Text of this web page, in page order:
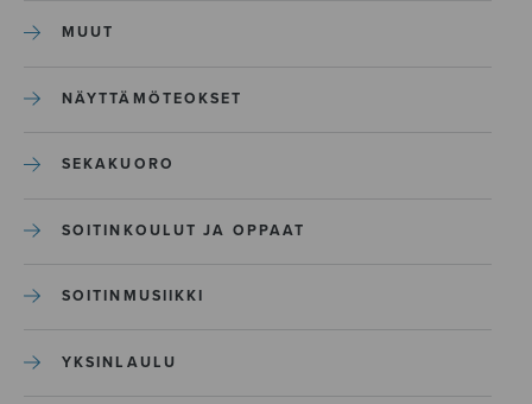
MUUT
NÄYTTÄMÖTEOKSET
SEKAKUORO
SOITINKOULUT JA OPPAAT
SOITINMUSIIKKI
YKSINLAULU